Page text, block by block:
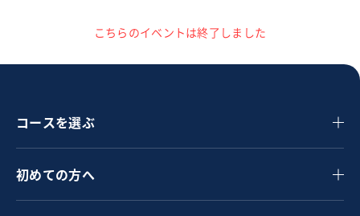
こちらのイベントは終了しました
コースを選ぶ
初めての方へ